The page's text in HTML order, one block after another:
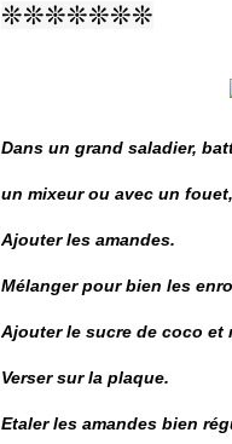
❊❊❊❊❊❊❊
Dans un grand saladier,
un mixeurou avec un
Ajouter les amandes.
Mélanger pour bien les
Ajouter le sucre de coco et
Verser sur la plaque.
Etaler les amandes bien